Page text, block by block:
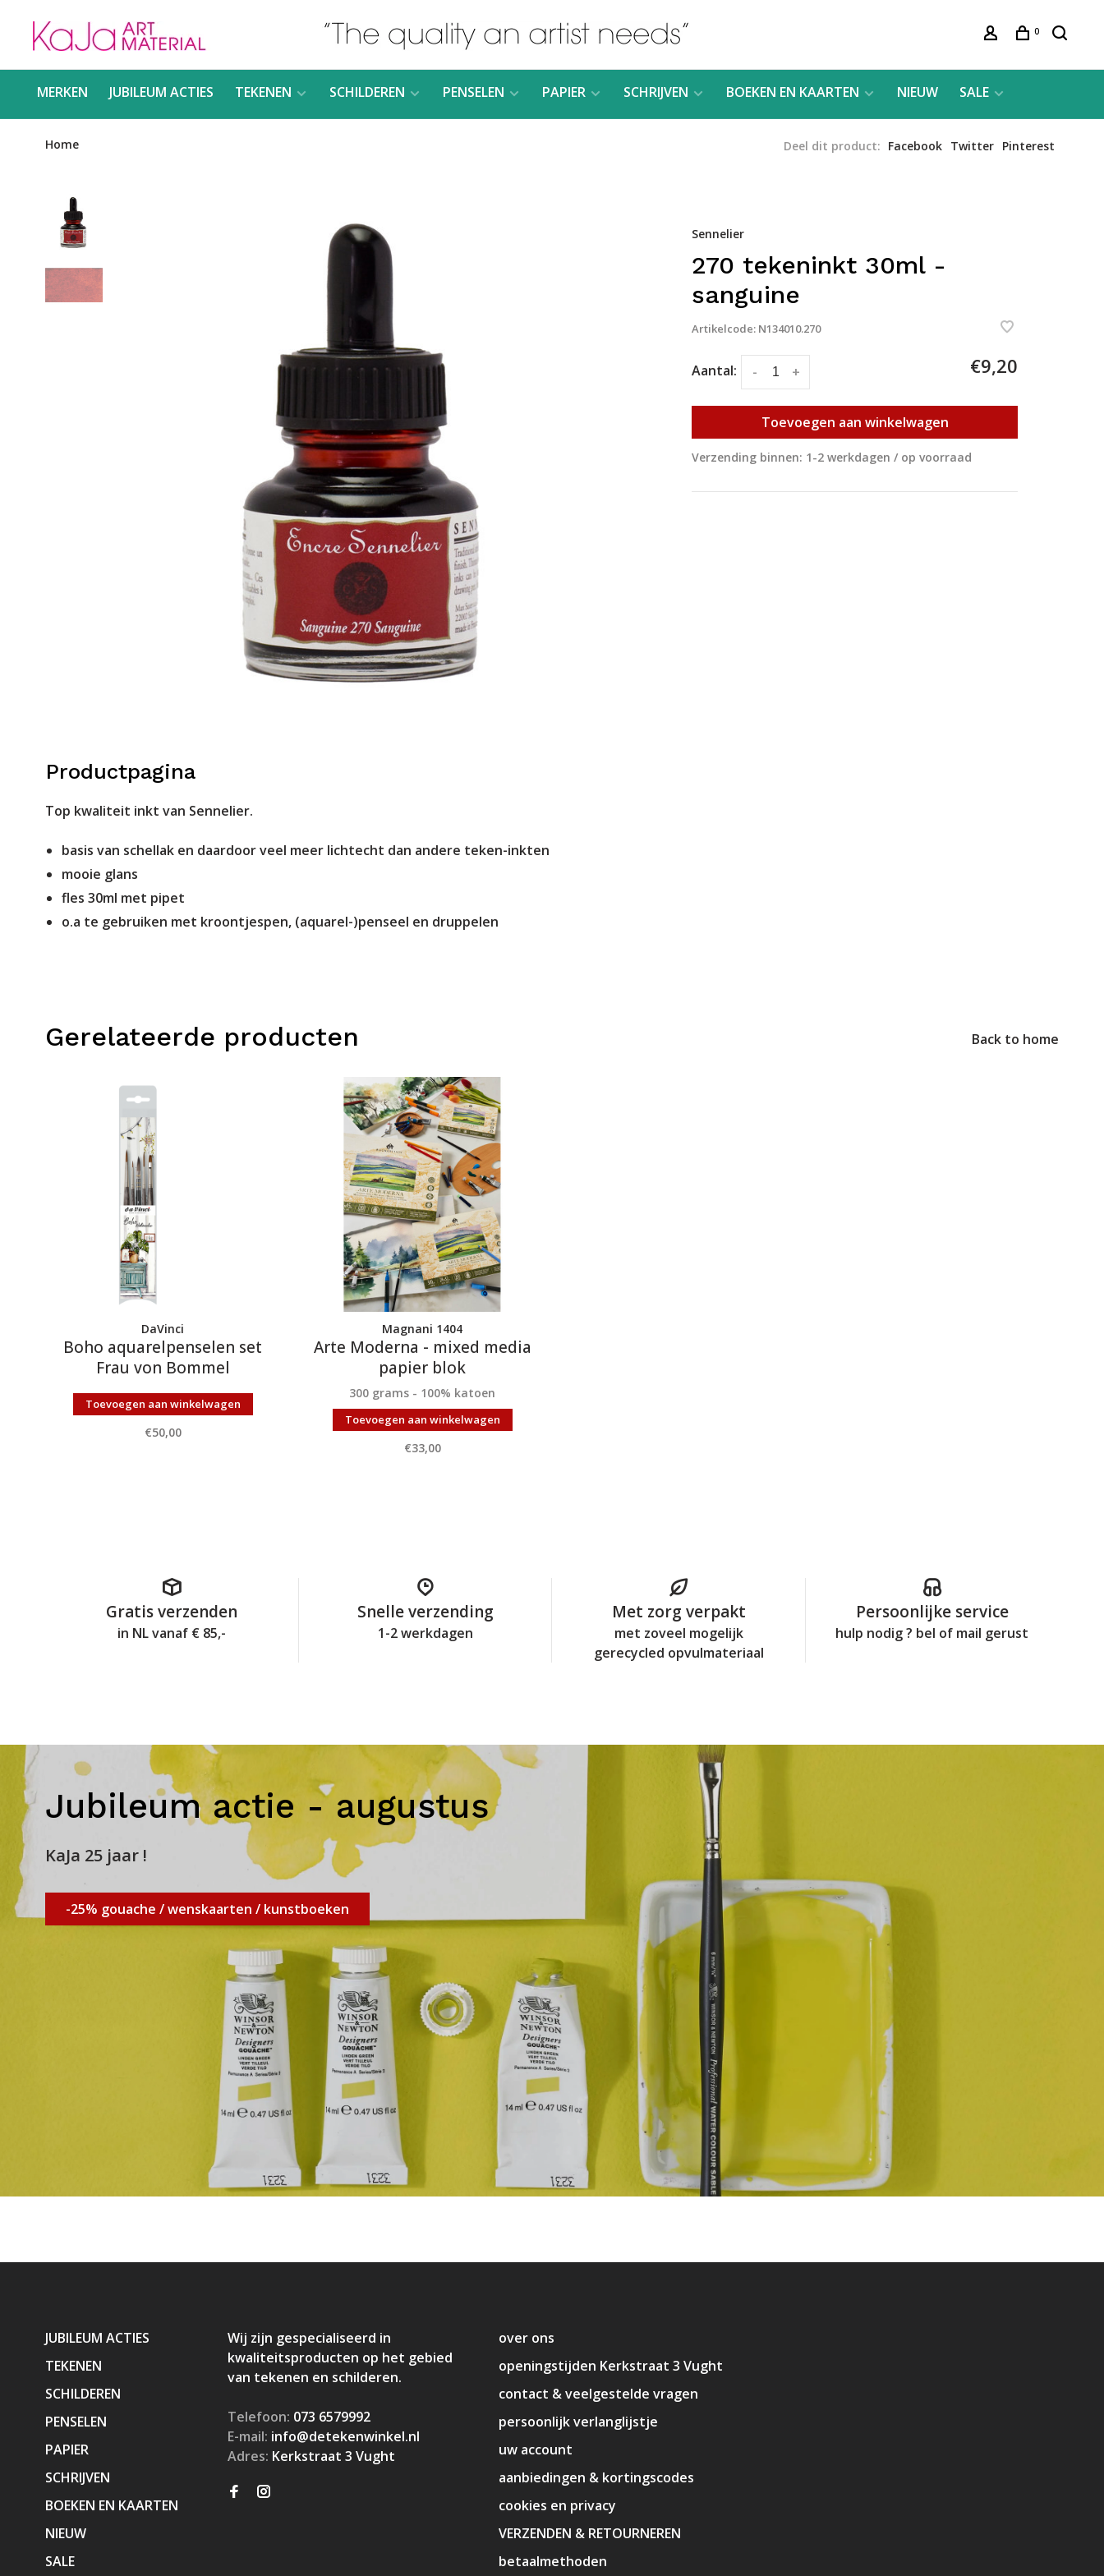
0
MERKEN JUBILEUM ACTIES TEKENEN SCHILDEREN PENSELEN PAPIER SCHRIJVEN BOEKEN EN KAARTEN NIEUW SALE
Home Deel dit product: Facebook Twitter Pinterest
Sennelier
270 tekeninkt 30ml -
sanguine
Artikelcode: N134010.270
Aantal: +
- €9,20
Toevoegen aan winkelwagen
Verzending binnen: 1-2 werkdagen / op voorraad
Productpagina
Top kwaliteit inkt van Sennelier.
basis van schellak en daardoor veel meer lichtecht dan andere teken-inkten
mooie glans
fles 30ml met pipet
o.a te gebruiken met kroontjespen, (aquarel-)penseel en druppelen
Gerelateerde producten Back to home
DaVinci
Boho aquarelpenselen set
Frau von Bommel
Toevoegen aan winkelwagen
€50,00
Magnani 1404
Arte Moderna - mixed media
papier blok
300 grams - 100% katoen
Toevoegen aan winkelwagen
€33,00
Gratis verzenden
in NL vanaf € 85,-
Snelle verzending
1-2 werkdagen
Met zorg verpakt
met zoveel mogelijk
gerecycled opvulmateriaal
Persoonlijke service
hulp nodig ? bel of mail gerust
Jubileum actie - augustus
KaJa 25 jaar !
-25% gouache / wenskaarten / kunstboeken
JUBILEUM ACTIES
TEKENEN
SCHILDEREN
PENSELEN
PAPIER
SCHRIJVEN
BOEKEN EN KAARTEN
NIEUW
SALE
Wij zijn gespecialiseerd in
kwaliteitsproducten op het gebied
van tekenen en schilderen.
Telefoon: 073 6579992
E-mail: info@detekenwinkel.nl
Adres: Kerkstraat 3 Vught
over ons
openingstijden Kerkstraat 3 Vught
contact & veelgestelde vragen
persoonlijk verlanglijstje
uw account
aanbiedingen & kortingscodes
cookies en privacy
VERZENDEN & RETOURNEREN
betaalmethoden